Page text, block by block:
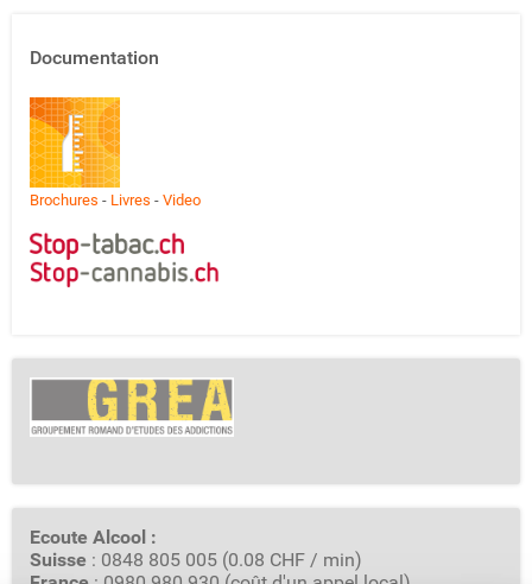
Documentation
Brochures - Livres - Video
Ecoute Alcool :
Suisse : 0848 805 005 (0.08 CHF / min)